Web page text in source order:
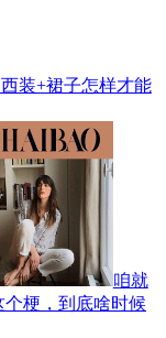
装+裙子怎样才能
咱就
个梗，到底啥时候